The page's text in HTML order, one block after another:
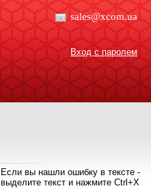
sales@xcom.ua
Вход с паролем
Если вы нашли ошибку в тексте -
выделите текст и нажмите Ctrl+X